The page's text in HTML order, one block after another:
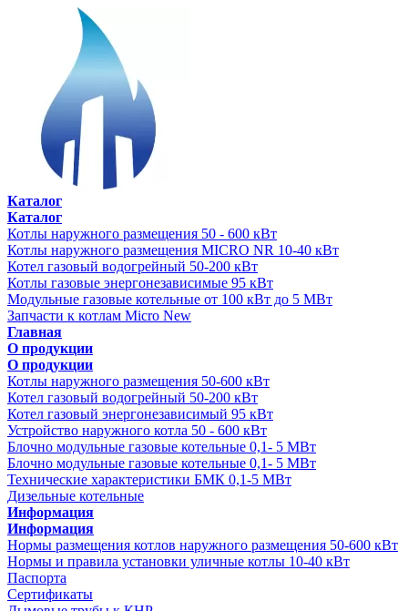
Каталог
Каталог
Котлы наружного размещения 50 - 600 кВт
Котлы наружного размещения MICRO NR 10-40 кВт
Котел газовый водогрейный 50-200 кВт
Котлы газовые энергонезависимые 95 кВт
Модульные газовые котельные от 100 кВт до 5 МВт
Запчасти к котлам Micro New
Главная
О продукции
О продукции
Котлы наружного размещения 50-600 кВт
Котел газовый водогрейный 50-200 кВт
Котел газовый энергонезависимый 95 кВт
Устройство наружного котла 50 - 600 кВт
Блочно модульные газовые котельные 0,1- 5 МВт
Блочно модульные газовые котельные 0,1- 5 МВт
Технические характеристики БМК 0,1-5 МВт
Дизельные котельные
Информация
Информация
Нормы размещения котлов наружного размещения 50-600 кВт
Нормы и правила установки уличные котлы 10-40 кВт
Паспорта
Сертификаты